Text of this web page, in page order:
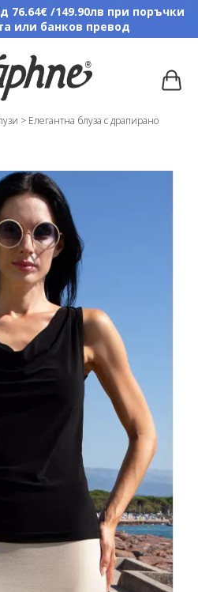
76.64€ /149.90лв при поръчки
или банков превод
> Елегантна блуза с драпирано